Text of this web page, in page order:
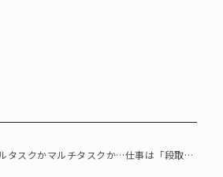
シングルタスクかマルチタスクか…仕事は「段取りとスケジュール」で9割決まる!